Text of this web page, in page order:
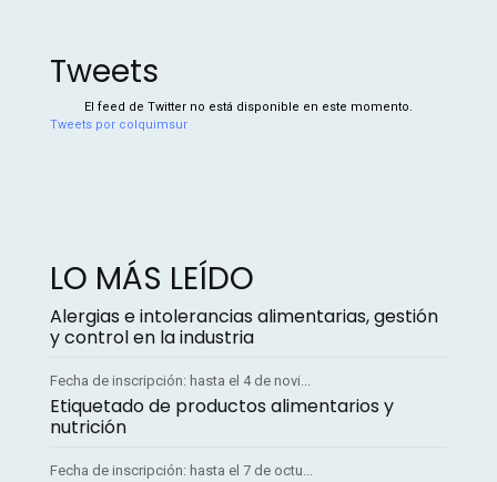
Tweets
El feed de Twitter no está disponible en este momento.
Tweets por colquimsur
LO MÁS LEÍDO
Alergias e intolerancias alimentarias, gestión
y control en la industria
Fecha de inscripción: hasta el 4 de novi...
Etiquetado de productos alimentarios y
nutrición
Fecha de inscripción: hasta el 7 de octu...